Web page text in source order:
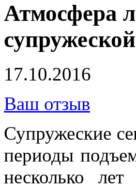
Атмосфера
17.10.2016
Ваш отзыв
Супружеские
периоды
несколько